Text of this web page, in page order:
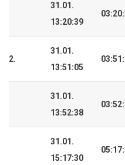
31.01.
13:20:39
2.
31.01.
13:51:05
31.01.
13:52:38
31.01.
15:17:30